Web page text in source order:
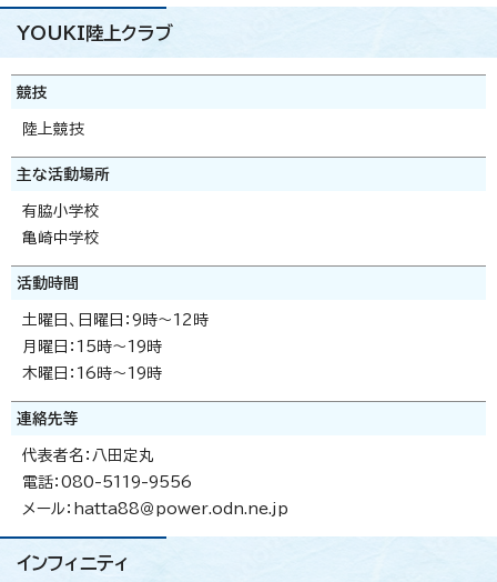
YOUKI陸上クラブ
競技
陸上競技
主な活動場所
有脇小学校
亀崎中学校
活動時間
土曜日、日曜日：9時～12時
月曜日：15時～19時
木曜日：16時～19時
連絡先等
代表者名：八田定丸
電話：080-5119-9556
メール：hatta88＠power.odn.ne.jp
インフィニティ